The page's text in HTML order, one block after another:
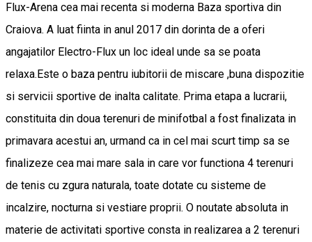
Flux-Arena cea mai recenta si moderna Baza sportiva din
Craiova. A luat fiinta in anul 2017 din dorinta de a oferi
angajatilor Electro-Flux un loc ideal unde sa se poata
relaxa.Este o baza pentru iubitorii de miscare ,buna dispozitie
si servicii sportive de inalta calitate. Prima etapa a lucrarii,
constituita din doua terenuri de minifotbal a fost finalizata in
primavara acestui an, urmand ca in cel mai scurt timp sa se
finalizeze cea mai mare sala in care vor functiona 4 terenuri
de tenis cu zgura naturala, toate dotate cu sisteme de
incalzire, nocturna si vestiare proprii. O noutate absoluta in
materie de activitati sportive consta in realizarea a 2 terenuri